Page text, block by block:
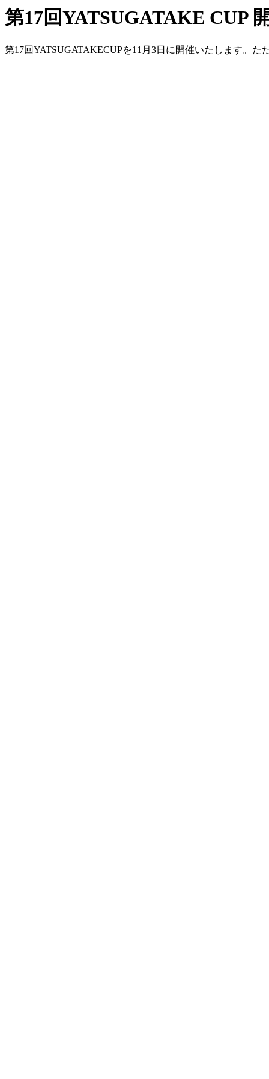
第17回YATSUGATAKE CUP
第17回YATSUGATAKECUPを11月3日に開催いたします。た